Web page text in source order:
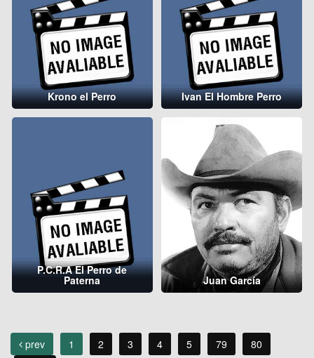
Krono el Perro Ivan El Hombre Perro
P.C.R.A El Perro de
Paterna Juan García
prev 1 2 3 4 5 79
80